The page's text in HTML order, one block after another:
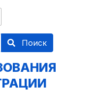
Поиск